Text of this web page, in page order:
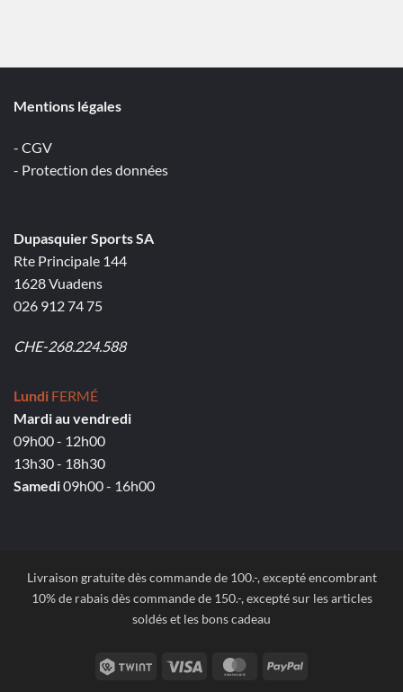
Mentions légales
- CGV
- Protection des données
Dupasquier Sports SA
Rte Principale 144
1628 Vuadens
026 912 74 75
CHE-268.224.588
Lundi FERMÉ
Mardi au vendredi
09h00 - 12h00
13h30 - 18h30
Samedi09h00 - 16h00
Livraison gratuite dès commande de 100.-, excepté encombrant
10% de rabais dès commande de 150.-, excepté sur les articles
soldés et les bons cadeau
Twint Visa MasterCardPayPal